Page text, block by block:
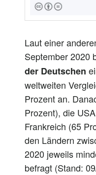
Laut einer
September 2020
der Deutschen
weltweiten
Prozent an.
Prozent), die
Frankreich (65
den Ländern
2020 jeweils
befragt (Stand: